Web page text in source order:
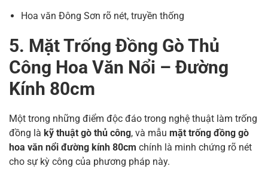
Hoa văn Đông Sơn rõ nét, truyền thống
5. Mặt Trống Đồng Gò Thủ
Công Hoa Văn Nổi – Đường
Kính 80cm
Một trong những điểm độc đáo trong nghệ thuật làm trống
đồng là kỹ thuật gò thủ công, và mẫu mặt trống đồng gò
hoa văn nổi đường kính 80cm chính là minh chứng rõ nét
cho sự kỳ công của phương pháp này.